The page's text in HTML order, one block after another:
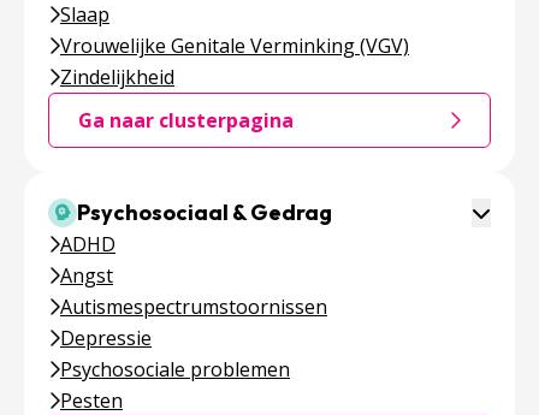
Slaap
Vrouwelijke Genitale Verminking (VGV)
Zindelijkheid
Ga naar clusterpagina
Ga naar de clusterpagina over Opvoeden &
Psychosociaal & Gedrag
ADHD
Angst
Autismespectrumstoornissen
Depressie
Psychosociale problemen
Pesten